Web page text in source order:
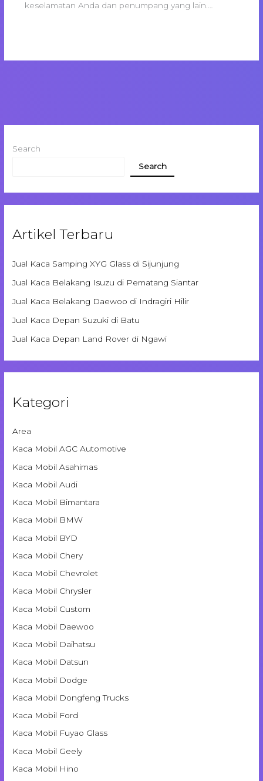
keselamatan Anda dan penumpang yang lain.…
Search
Search
Artikel Terbaru
Jual Kaca Samping XYG Glass di Sijunjung
Jual Kaca Belakang Isuzu di Pematang Siantar
Jual Kaca Belakang Daewoo di Indragiri Hilir
Jual Kaca Depan Suzuki di Batu
Jual Kaca Depan Land Rover di Ngawi
Kategori
Area
Kaca Mobil AGC Automotive
Kaca Mobil Asahimas
Kaca Mobil Audi
Kaca Mobil Bimantara
Kaca Mobil BMW
Kaca Mobil BYD
Kaca Mobil Chery
Kaca Mobil Chevrolet
Kaca Mobil Chrysler
Kaca Mobil Custom
Kaca Mobil Daewoo
Kaca Mobil Daihatsu
Kaca Mobil Datsun
Kaca Mobil Dodge
Kaca Mobil Dongfeng Trucks
Kaca Mobil Ford
Kaca Mobil Fuyao Glass
Kaca Mobil Geely
Kaca Mobil Hino